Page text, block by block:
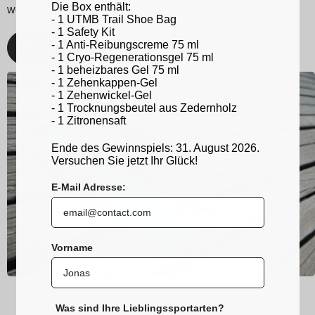
welcher Aktivität!
Entdecken
Die Box enthält:
- 1 UTMB Trail Shoe Bag
- 1 Safety Kit
- 1 Anti-Reibungscreme 75 ml
- 1 Cryo-Regenerationsgel 75 ml
- 1 beheizbares Gel 75 ml
- 1 Zehenkappen-Gel
- 1 Zehenwickel-Gel
- 1 Trocknungsbeutel aus Zedernholz
- 1 Zitronensaft
Ende des Gewinnspiels: 31. August 2026.
Versuchen Sie jetzt Ihr Glück!
E-Mail Adresse:
Vorname
Was sind Ihre Lieblingssportarten?